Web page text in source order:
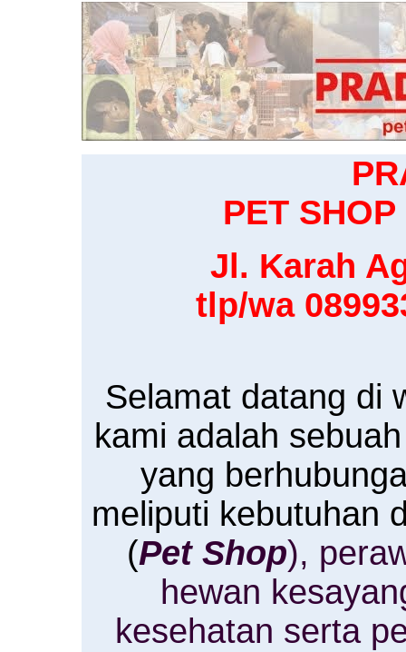
PET
Jl. Karah
tlp/wa
Selamat datang di
kami adalah
yang
meliputi kebutuhan
(Pet Shop),
hewan
kesehatan serta